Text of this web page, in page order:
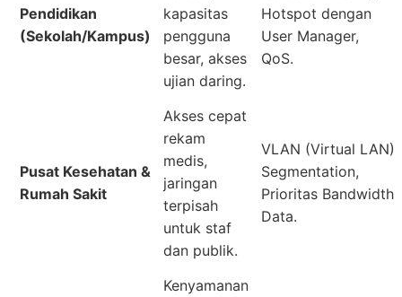
Pendidikan
(Sekolah/Kampus)
kapasitas
pengguna
besar, akses
ujian daring.
Hotspot dengan
User Manager,
QoS.
Pusat Kesehatan &
Rumah Sakit
Akses cepat
rekam
medis,
jaringan
terpisah
untuk staf
dan publik.
VLAN (Virtual LAN)
Segmentation,
Prioritas Bandwidth
Data.
Kenyamanan